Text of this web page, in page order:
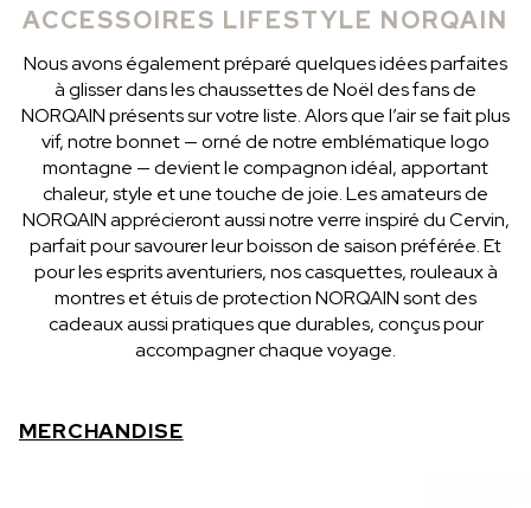
ACCESSOIRES LIFESTYLE NORQAIN
Nous avons également préparé quelques idées parfaites
à glisser dans les chaussettes de Noël des fans de
NORQAIN présents sur votre liste. Alors que l’air se fait plus
vif, notre bonnet — orné de notre emblématique logo
montagne — devient le compagnon idéal, apportant
chaleur, style et une touche de joie. Les amateurs de
NORQAIN apprécieront aussi notre verre inspiré du Cervin,
parfait pour savourer leur boisson de saison préférée. Et
pour les esprits aventuriers, nos casquettes, rouleaux à
montres et étuis de protection NORQAIN sont des
cadeaux aussi pratiques que durables, conçus pour
accompagner chaque voyage.
MERCHANDISE